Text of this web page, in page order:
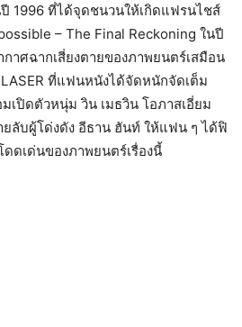
1996 ที่ได้จุดชนวนให้เกิดแฟรนไชส์
– The Final Reckoning ในปี
าศฉากเสี่ยงตายของภาพยนตร์เสมือน
ที่แฟนหนังได้จัดหนักจัดเต็ม
เปิดตัวหนุ่ม วิน เมธวิน โอภาสเอี่ยม
ยลับผู้โด่งดัง อีธาน ฮันท์ ให้แฟน ๆ ได้ฟิ
ดเด่นของภาพยนตร์เรื่องนี้